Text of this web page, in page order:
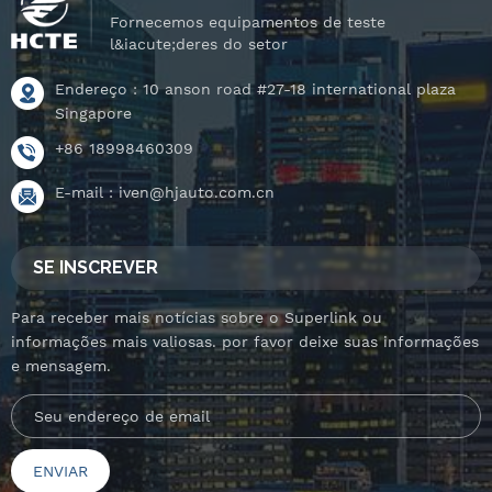
estanqueidade de
&aacute;gua e palco
rotativo
inclin&aacute;vel.
estanqueidade de
&aacute;gua e palco
rotativo
inclin&aacute;vel.
Fornecemos equipamentos de teste
l&iacute;deres do setor
Endereço : 10 anson road #27-18 international plaza
Singapore
+86 18998460309
E-mail :iven@hjauto.com.cn
SE INSCREVER
Para receber mais notícias sobre o Superlink ou
informações mais valiosas. por favor deixe suas informações
e mensagem.